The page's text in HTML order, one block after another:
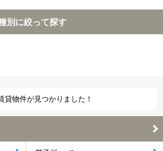
別に絞って探す
貸物件が見つかりました！